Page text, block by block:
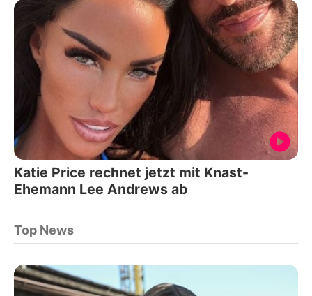
Katie Price rechnet jetzt mit Knast-
Ehemann Lee Andrews ab
Top News